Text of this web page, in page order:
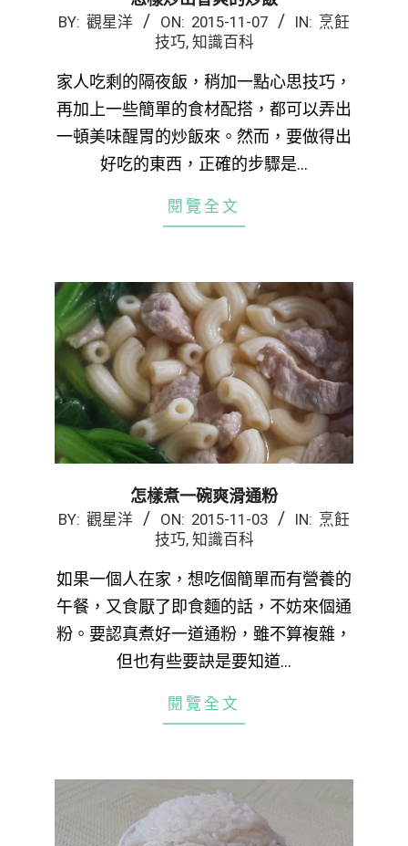
2015-
07
BY: 觀星洋 ON: 2015-11-07 IN: 烹飪
技巧, 知識百科
家人吃剩的隔夜飯，稍加一點心思技巧，
再加上一些簡單的食材配搭，都可以弄出
一頓美味醒胃的炒飯來。然而，要做得出
好吃的東西，正確的步驟是…
閱覽全文
怎樣煮一碗爽滑通粉
2015-
03
BY: 觀星洋 ON: 2015-11-03 IN: 烹飪
技巧, 知識百科
如果一個人在家，想吃個簡單而有營養的
午餐，又食厭了即食麵的話，不妨來個通
粉。要認真煮好一道通粉，雖不算複雜，
但也有些要訣是要知道…
閱覽全文